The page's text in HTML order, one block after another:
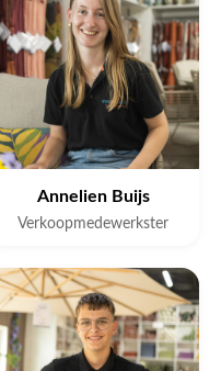
Annelien Buijs
Verkoopmedewerkster